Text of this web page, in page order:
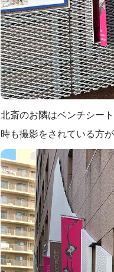
北斎のお隣はベンチシー
時も撮影をされている方